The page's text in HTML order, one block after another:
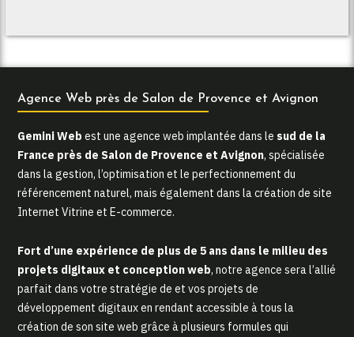
Agence Web près de Salon de Provence et Avignon
Gemini Web est une agence web implantée dans le sud de la
France près de Salon de Provence et Avignon, spécialisée
dans la gestion, l’optimisation et le perfectionnement du
référencement naturel, mais également dans la création de site
Internet Vitrine et E-commerce.
Fort d’une expérience de plus de 5 ans dans le milieu des
projets digitaux et conception web, notre agence sera l’allié
parfait dans votre stratégie de et vos projets de
développement digitaux en rendant accessible à tous la
création de son site web grâce à plusieurs formules qui